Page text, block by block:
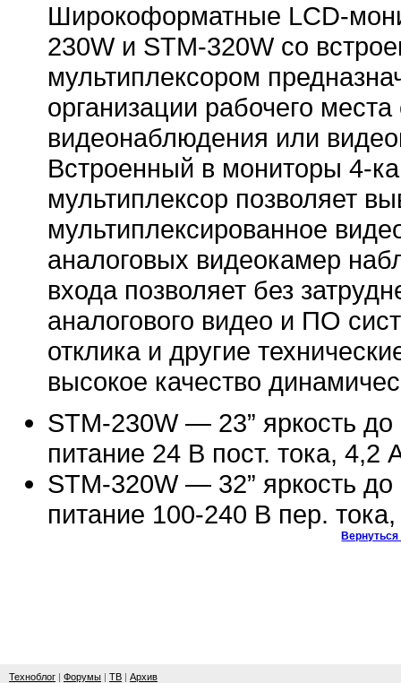
Широкоформатные LCD-
230W и STM-320W со
мультиплексором
организации рабочего
видеонаблюдения или
Встроенный в мониторы 4-
мультиплексор позволяет
мультиплексированное
аналоговых видеокамер
входа позволяет без
аналогового видео и ПО
отклика и другие
высокое качество
STM-230W — 23” яркость
питание 24 В пост. тока, 4,2
STM-320W — 32” яркость
питание 100-240 В пер.
Техноблог | Форумы | ТВ | Архив